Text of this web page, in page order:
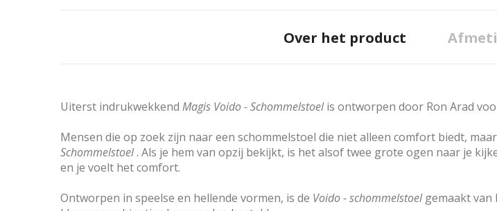
Over het product
Uiterst indrukwekkend Magis Voido - Schommelstoelis ontworpen door Ron Arad
Mensen die op zoek zijn naar een schommelstoel die niet alleen comfort biedt,
Schommelstoel. Als je hem van opzij bekijkt, is het alsof twee grote ogen naar je
en je voelt het comfort.
Ontworpen in speelse en hellende vormen, is de Voido - schommelstoelgemaakt van